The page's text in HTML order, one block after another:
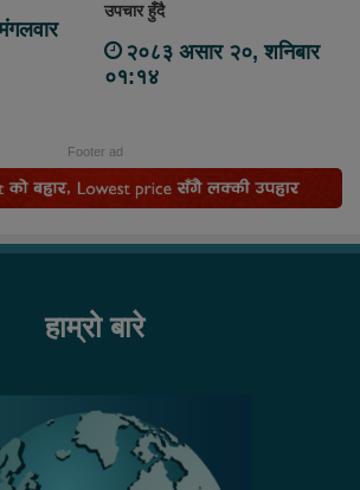
उपचार हुँदै
२०८३ असार २०, शनिबार
०१:१४
Footer ad
हाम्रो बारे